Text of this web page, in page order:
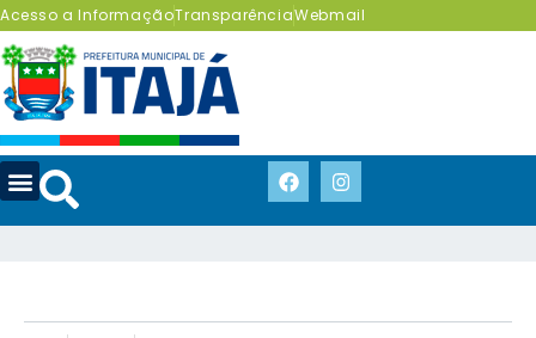
Acesso a InformaçãoTransparênciaWebmail